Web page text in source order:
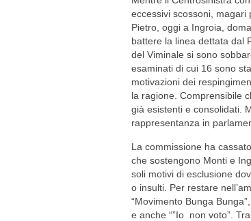
eccessivi scossoni, magari
Pietro, oggi a Ingroia,
battere la linea dettata dal
del Viminale si sono
esaminati di cui 16 sono
motivazioni dei
la ragione. Comprensibile
già esistenti e consolidati.
rappresentanza in
La commissione ha
che sostengono Monti e
soli motivi di esclusione
o insulti. Per restare
“Movimento Bunga
e anche “”Io non voto”.